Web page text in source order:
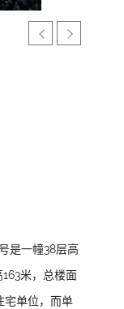
是一幢38层高
米，总楼面
宅单位，而单